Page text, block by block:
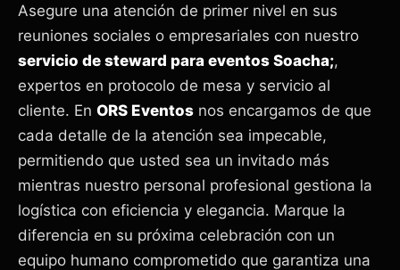
Asegure una atención de primer nivel en sus
reuniones sociales o empresariales con nuestro
servicio de steward para eventos Soacha;,
expertos en protocolo de mesa y servicio al
cliente. En ORS Eventos nos encargamos de que
cada detalle de la atención sea impecable,
permitiendo que usted sea un invitado más
mientras nuestro personal profesional gestiona la
logística con eficiencia y elegancia. Marque la
diferencia en su próxima celebración con un
equipo humano comprometido que garantiza una